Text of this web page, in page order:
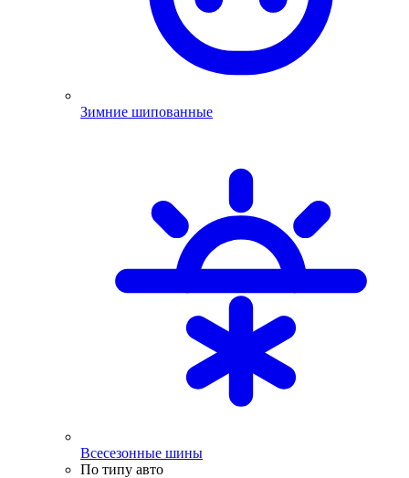
Зимние шипованные
Всесезонные шины
По типу авто